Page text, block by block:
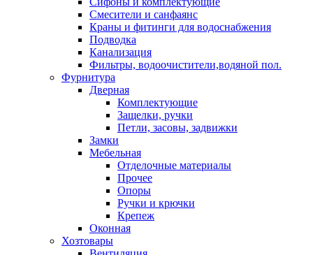
Смесители и санфаянс
Краны и фитинги для водоснабжения
Подводка
Канализация
Фильтры, водоочистители,водяной пол.
Фурнитура
Дверная
Комплектующие
Защелки, ручки
Петли, засовы, задвижки
Замки
Мебельная
Отделочные материалы
Прочее
Опоры
Ручки и крючки
Крепеж
Оконная
Хозтовары